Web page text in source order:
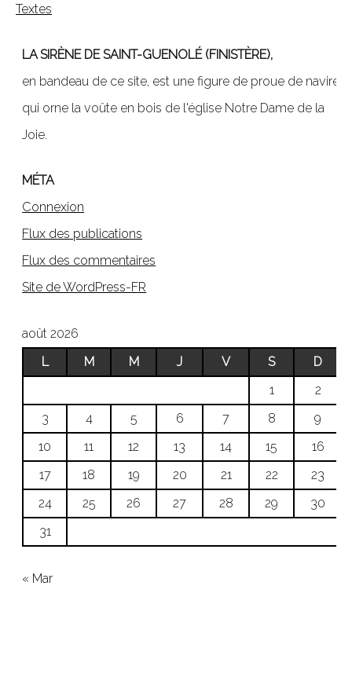
Textes
LA SIRÈNE DE SAINT-GUENOLÉ (FINISTÈRE),
en bandeau de ce site, est une figure de proue de navire,
qui orne la voûte en bois de l'église Notre Dame de la
Joie.
MÉTA
Connexion
Flux des publications
Flux des commentaires
Site de WordPress-FR
août 2026
L
M M J V S
D
1
2
3
4 5 6 7 8
9
10
11 12 13 14 15
16
17
18 19 20 21 22
23
24
25 26 27 28 29
30
31
« Mar